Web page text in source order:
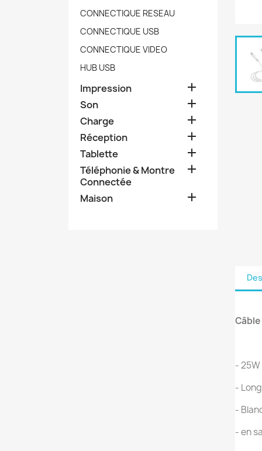
CONNECTIQUE RESEAU
CONNECTIQUE USB
CONNECTIQUE VIDEO
HUB USB
Impression 
Son 
Charge 
Réception 
Tablette 
Téléphonie & Montre
Connectée

Maison 
- 25W
-
-
- en